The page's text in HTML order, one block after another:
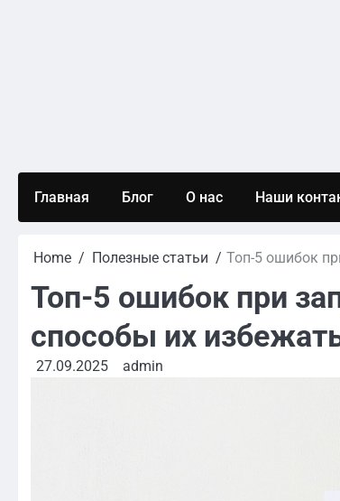
Главная Блог О нас Наши
Home Полезные статьи Топ-5 ошибок
Топ-5 ошибок при
способы их
27.09.2025 admin